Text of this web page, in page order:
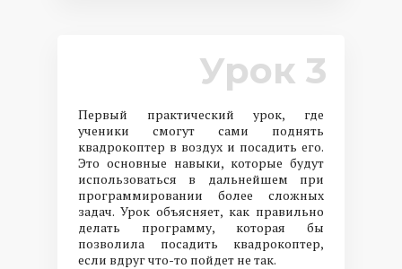
Урок 3
Первый практический урок, где
ученики смогут сами поднять
квадрокоптер в воздух и посадить его.
Это основные навыки, которые будут
использоваться в дальнейшем при
программировании более сложных
задач. Урок объясняет, как правильно
делать программу, которая бы
позволила посадить квадрокоптер,
если вдруг что-то пойдет не так.